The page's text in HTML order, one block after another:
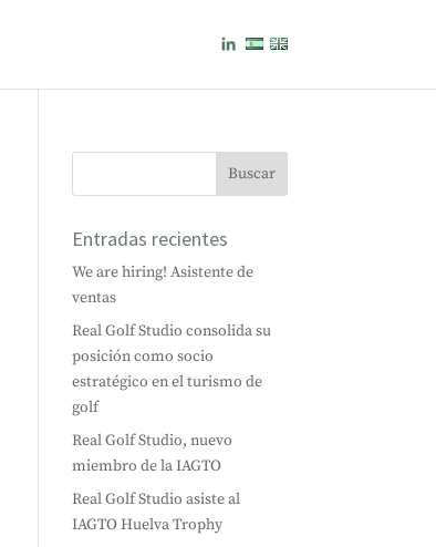
Entradas recientes
We are hiring! Asistente de
ventas
Real Golf Studio consolida su
posición como socio
estratégico en el turismo de
golf
Real Golf Studio, nuevo
miembro de la IAGTO
Real Golf Studio asiste al
IAGTO Huelva Trophy